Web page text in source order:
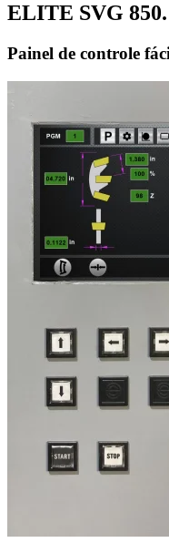
ELITE SVG
Painel de controle